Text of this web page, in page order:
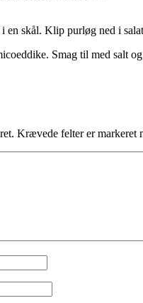
en skål. Klip purløg ned i
Smag til med salt og
Krævede felter er markeret